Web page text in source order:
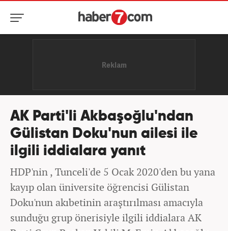
AK Parti'li Akbaşoğlu'ndan
Gülistan Doku'nun ailesi ile
ilgili iddialara yanıt
HDP'nin , Tunceli'de 5 Ocak 2020'den bu yana
kayıp olan üniversite öğrencisi Gülistan
Doku'nun akıbetinin araştırılması amacıyla
sunduğu grup önerisiyle ilgili iddialara AK